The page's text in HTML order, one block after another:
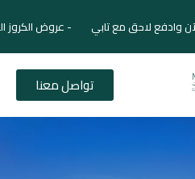
لاحق مع تابي - عروض الكروز
تواصل معنا